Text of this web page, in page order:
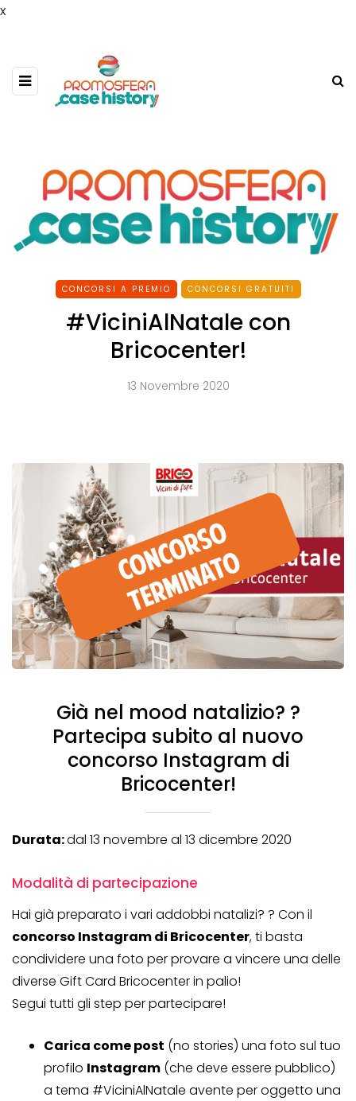
x
CONCORSI A PREMIO CONCORSI GRATUITI
#ViciniAlNatale con
Bricocenter!
13 Novembre 2020
Già nel mood natalizio? ?
Partecipa subito al nuovo
concorso Instagram di
Bricocenter!
Durata:dal 13 novembre al 13 dicembre 2020
Modalità di partecipazione
Hai già preparato i vari addobbi natalizi? ? Con il
concorso Instagram di Bricocenter, ti basta
condividere una foto per provare a vincere una delle
diverse Gift Card Bricocenter in palio!
Segui tutti gli step per partecipare!
Carica come post (no stories) una foto sul tuo
profilo Instagram (che deve essere pubblico)
a tema #ViciniAlNatale avente per oggetto una